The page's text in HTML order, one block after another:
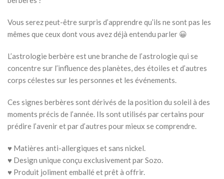
Vous serez peut-être surpris d’apprendre qu’ils ne sont pas les
mêmes que ceux dont vous avez déjà entendu parler 😀
L’astrologie berbère est une branche de l’astrologie qui se
concentre sur l’influence des planètes, des étoiles et d’autres
corps célestes sur les personnes et les événements.
Ces signes berbères sont dérivés de la position du soleil à des
moments précis de l’année. Ils sont utilisés par certains pour
prédire l’avenir et par d’autres pour mieux se comprendre.
♥ Matières anti-allergiques et sans nickel.
♥ Design unique conçu exclusivement par Sozo.
♥ Produit joliment emballé et prêt à offrir.